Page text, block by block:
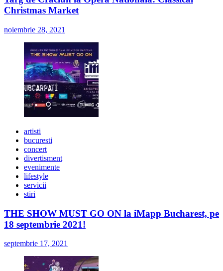
Christmas Market
noiembrie 28, 2021
artisti
bucuresti
concert
divertisment
evenimente
lifestyle
servicii
stiri
THE SHOW MUST GO ON la iMapp Bucharest, pe
18 septembrie 2021!
septembrie 17, 2021